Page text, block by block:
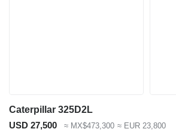
Caterpillar 325D2L
USD 27,500
≈ MX$473,300 ≈ EUR 23,800